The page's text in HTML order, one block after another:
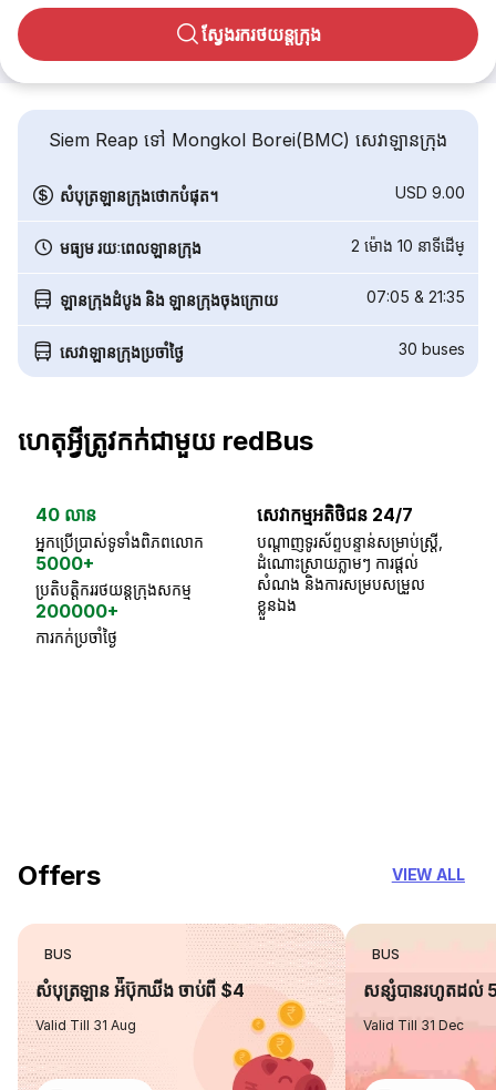
ស្វែងរករថយន្តក្រុង
Siem Reap ទៅ Mongkol Borei(BMC) សេវាឡានក្រុង
សំបុត្រឡានក្រុងថោកបំផុត។ USD 9.00
មធ្យម រយៈពេលឡានក្រុង 2 ម៉ោង 10 នាទី​ដើម្
ឡានក្រុងដំបូង និង ឡានក្រុងចុងក្រោយ 07:05 & 21:35
សេវាឡានក្រុងប្រចាំថ្ងៃ 30 buses
ហេតុអ្វីត្រូវកក់ជាមួយ redBus
40 លាន
អ្នកប្រើប្រាស់ទូទាំងពិភពលោក
5000+
ប្រតិបត្តិកររថយន្តក្រុងសកម្ម
200000+
ការកក់ប្រចាំថ្ងៃ
សេវាកម្មអតិថិជន 24/7
បណ្តាញទូរស័ព្ទបន្ទាន់សម្រាប់ស្ត្រី,
ដំណោះស្រាយភ្លាមៗ ការផ្តល់
សំណង និងការសម្របសម្រួល
ខ្លួនឯង
Offers VIEW ALL
BUS
សំបុត្រឡាន អ៉ីប៊ុកឃីង ចាប់ពី $4
Valid Till 31 Aug
BUS
សន្សំបានរហូតដល់
Valid Till 31 Dec